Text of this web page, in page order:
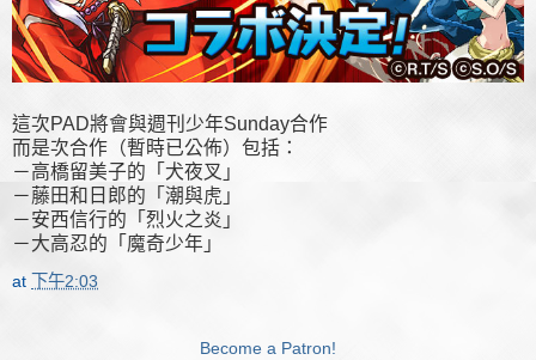
這次PAD將會與週刊少年Sunday合作
而是次合作（暫時已公佈）包括：
－高橋留美子的「犬夜叉」
－藤田和日郎的「潮與虎」
－安西信行的「烈火之炎」
－大高忍的「魔奇少年」
at 下午2:03
Become a Patron!